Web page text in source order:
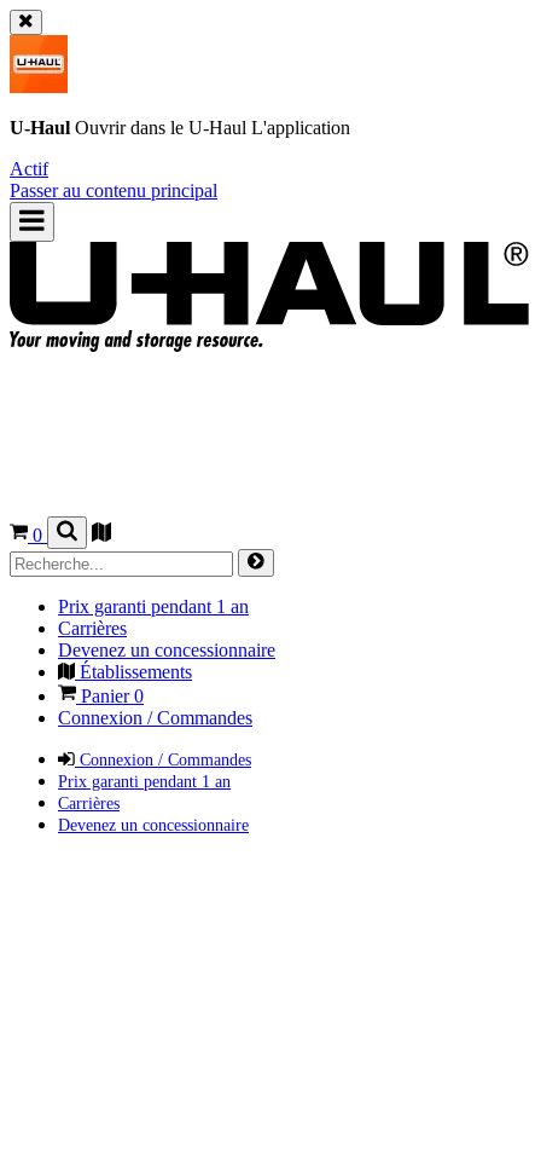
U-Haul Ouvrir dans le U-Haul L'application
Actif
Passer au contenu principal
0
Prix garanti pendant 1 an
Carrières
Devenez un concessionnaire
Établissements
Panier0
Connexion / Commandes
Connexion / Commandes
Prix garanti pendant 1 an
Carrières
Devenez un concessionnaire